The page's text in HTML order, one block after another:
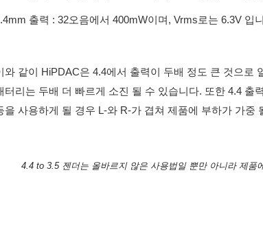
출력 : 32오음에서 400mW이며, Vrms로는 6.3V 입
와 같이 HiPDAC은 4.4에서 출력이 두배 정도 큰 것으로
터리는 두배 더 빠르게 소진 될 수 있습니다. 또한 4.4 출
을 사용하게 될 경우 L-와 R-가 겹쳐 제품에 부하가 가중
4.4 to 3.5 젠더는 올바르지 않은 사용법일 뿐만 아니라 제품